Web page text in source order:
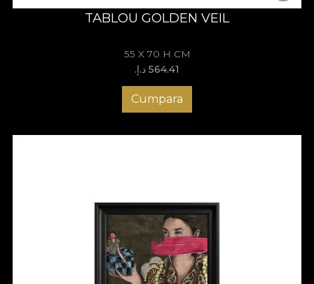
TABLOU GOLDEN VEIL
55 X 70 H CM
564.41 د.إ.‏
Cumpara